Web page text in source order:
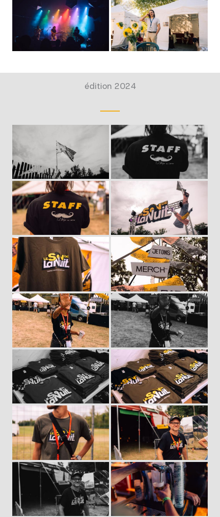
édition 2024